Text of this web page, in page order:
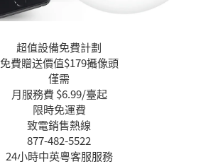
超值設備免費計劃
免費贈送價值$179攝像頭
僅需
月服務費 $6.99/臺起
限時免運費
致電銷售熱線
877-482-5522
24小時中英粵客服服務